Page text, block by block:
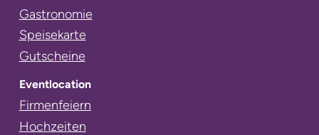
Navigation
überspringen
Gastronomie
Speisekarte
Gutscheine
Eventlocation
Navigation
überspringen
Firmenfeiern
Hochzeiten